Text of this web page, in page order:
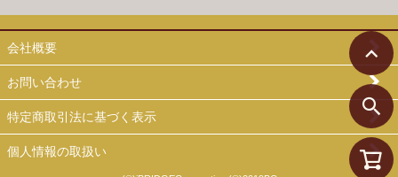
会社概要
お問い合わせ
特定商取引法に基づく表示
個人情報の取扱い